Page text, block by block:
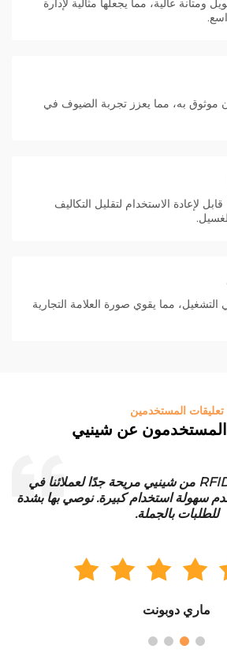
ومتانة عالية، مما يجعلها مثالية لإدارة
به، مما يعزز تجربة الضيوف في
لإعادة الاستخدام لتقليل التكاليف
مما يقوي صورة العلامة التجارية
تعليقات المستخدمين
المستخدمون عن شينيي
العلامات RFID Keyfob من شينيي مريحة جدًا لعملائنا في
سهولة استخدام كبيرة. نوصي بها بشدة
للطلبات بالجملة.
ماري دوبونت